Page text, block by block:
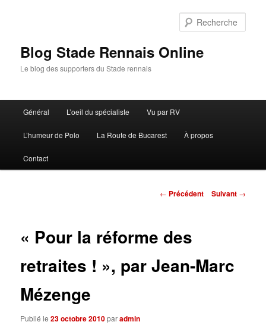
Blog Stade Rennais Online
Le blog des supporters du Stade rennais
principal
Général L’oeil du spécialiste Vu par RV
L’humeur de Polo La Route de Bucarest À propos
Contact
Navigation
← Précédent Suivant →
« Pour la réforme des
retraites ! », par Jean-Marc
Mézenge
Publié le23 octobre 2010paradmin